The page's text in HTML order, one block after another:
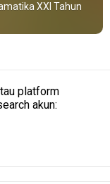
XXI Tahun
platform
akun: